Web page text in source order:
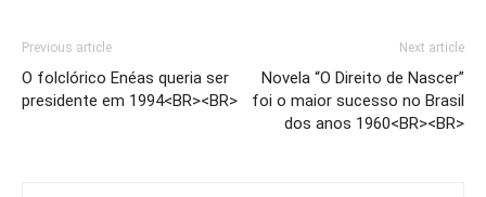
Previous article
O folclórico Enéas queria ser
presidente em 1994<BR><BR>
Next article
Novela “O Direito de Nascer”
foi o maior sucesso no Brasil
dos anos 1960<BR><BR>